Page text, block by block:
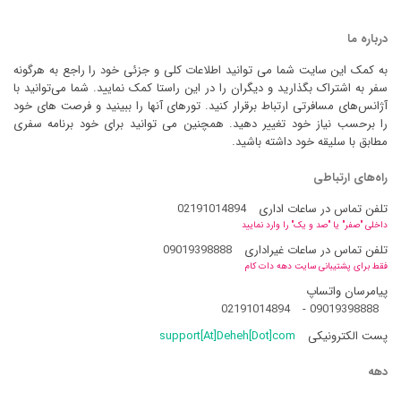
درباره ما
به کمک این سایت شما می توانید اطلاعات کلی و جزئی خود را راجع به هرگونه
سفر به اشتراک بگذارید و دیگران را در این راستا کمک نمایید. شما می‌توانید با
آژانس‌های مسافرتی ارتباط برقرار کنید. تورهای آنها را ببینید و فرصت های خود
را برحسب نیاز خود تغییر دهید. همچنین می توانید برای خود برنامه سفری
مطابق با سلیقه خود داشته باشید.
راه‌های ارتباطی
تلفن تماس در ساعات اداری
02191014894
داخلی "صفر" یا "صد و یک" را وارد نمایید
تلفن تماس در ساعات غیراداری 09019398888
فقط برای پشتیبانی سایت دهه دات کام
پیامرسان واتساپ
09019398888
-
02191014894
پست الکترونیکی
support[At]Deheh[Dot]com
دهه